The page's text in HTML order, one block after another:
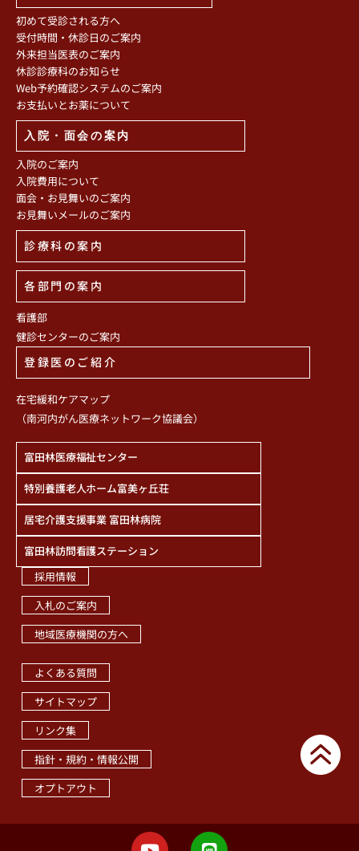
初めて受診される方へ
受付時間・休診日のご案内
外来担当医表のご案内
休診診療科のお知らせ
Web予約確認システムのご案内
お支払いとお薬について
入院・面会の案内
入院のご案内
入院費用について
面会・お見舞いのご案内
お見舞いメールのご案内
診療科の案内
各部門の案内
看護部
健診センターのご案内
登録医のご紹介
在宅緩和ケアマップ
（南河内がん医療ネットワーク協議会）
富田林医療福祉センター
特別養護老人ホーム富美ヶ丘荘
居宅介護支援事業 富田林病院
富田林訪問看護ステーション
採用情報
入札のご案内
地域医療機関の方へ
よくある質問
サイトマップ
リンク集
指針・規約・情報公開
オプトアウト